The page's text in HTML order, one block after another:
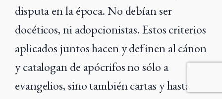
disputa en la época. No debían ser
docéticos, ni adopcionistas. Estos criterios
aplicados juntos hacen y definen al cánon
y catalogan de apócrifos no sólo a
evangelios, sino también cartas y hasta